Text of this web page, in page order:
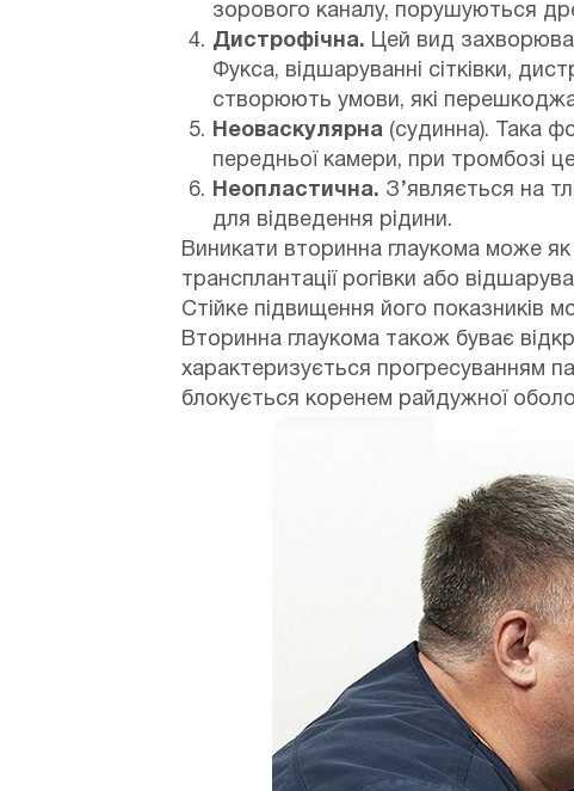
зорового каналу, порушуються
Дистрофічна. Цей вид
Фукса, відшаруванні сітківки,
створюють умови, які
Неоваскулярна (судинна). Така
передньої камери, при тромбозі
Неопластична. З’являється на
для відведення рідини.
Виникати вторинна глаукома може як
трансплантації рогівки або
Стійке підвищення його показників
Вторинна глаукома також буває
характеризується прогресуванням
блокується коренем райдужної